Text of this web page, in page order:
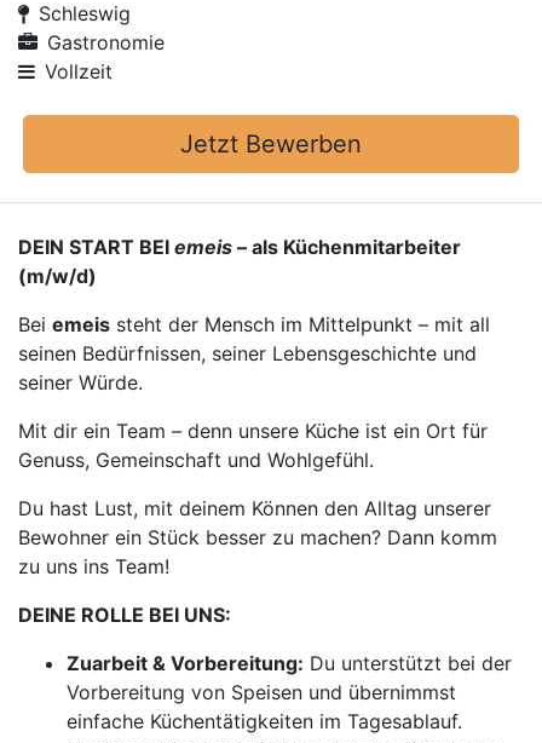
Schleswig
Gastronomie
Vollzeit
Jetzt Bewerben
DEIN START BEI emeis – als Küchenmitarbeiter
(m/w/d)
Bei emeis steht der Mensch im Mittelpunkt – mit all
seinen Bedürfnissen, seiner Lebensgeschichte und
seiner Würde.
Mit dir ein Team – denn unsere Küche ist ein Ort für
Genuss, Gemeinschaft und Wohlgefühl.
Du hast Lust, mit deinem Können den Alltag unserer
Bewohner ein Stück besser zu machen? Dann komm
zu uns ins Team!
DEINE ROLLE BEI UNS:
Zuarbeit & Vorbereitung: Du unterstützt bei der
Vorbereitung von Speisen und übernimmst
einfache Küchentätigkeiten im Tagesablauf.